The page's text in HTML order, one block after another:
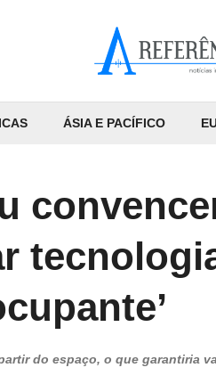
ÁSIA E PACÍFICO
do espaço, o que garantiria